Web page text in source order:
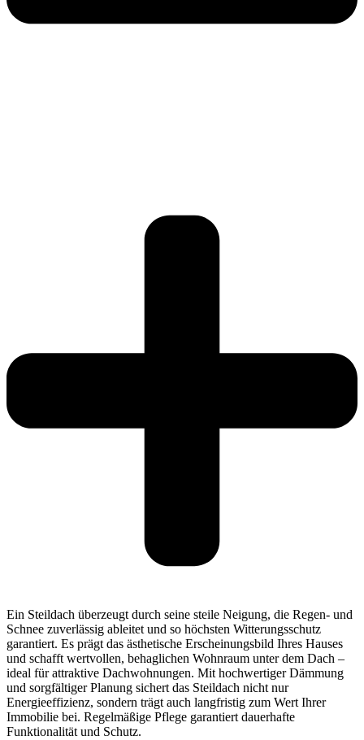
Ein Steildach überzeugt durch seine steile Neigung, die Regen- und
Schnee zuverlässig ableitet und so höchsten Witterungsschutz
garantiert. Es prägt das ästhetische Erscheinungsbild Ihres Hauses
und schafft wertvollen, behaglichen Wohnraum unter dem Dach –
ideal für attraktive Dachwohnungen. Mit hochwertiger Dämmung
und sorgfältiger Planung sichert das Steildach nicht nur
Energieeffizienz, sondern trägt auch langfristig zum Wert Ihrer
Immobilie bei. Regelmäßige Pflege garantiert dauerhafte
Funktionalität und Schutz.